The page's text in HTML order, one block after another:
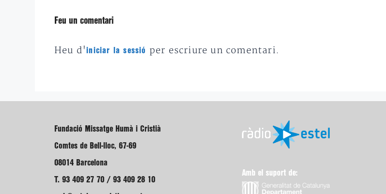
Feu un comentari
Heu d'iniciar la sessió per escriure un comentari.
Fundació Missatge Humà i Cristià
Comtes de Bell-lloc, 67-69
08014 Barcelona
T. 93 409 27 70 / 93 409 28 10
Amb el suport de: